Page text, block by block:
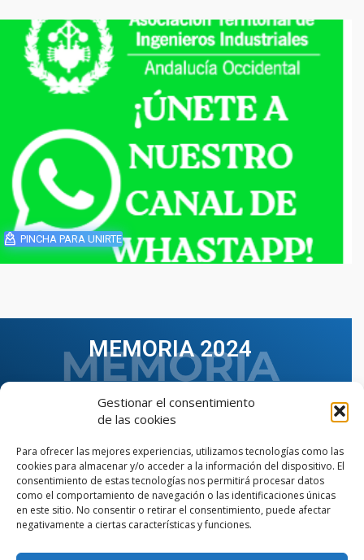
Gestionar el consentimiento
de las cookies
Para ofrecer las mejores experiencias, utilizamos tecnologías como las
cookies para almacenar y/o acceder a la información del dispositivo. El
consentimiento de estas tecnologías nos permitirá procesar datos
como el comportamiento de navegación o las identificaciones únicas
en este sitio. No consentir o retirar el consentimiento, puede afectar
negativamente a ciertas características y funciones.
PINCHA PARA UNIRTE
MEMORIA 2024